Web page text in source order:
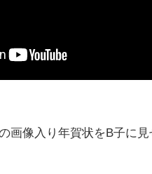
画像入り年賀状をB子に